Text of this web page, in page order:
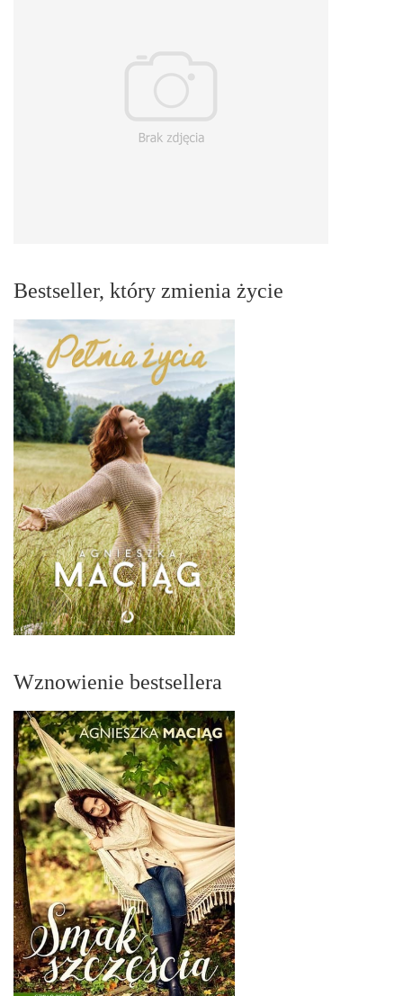
Bestseller, który zmienia życie
Wznowienie bestsellera